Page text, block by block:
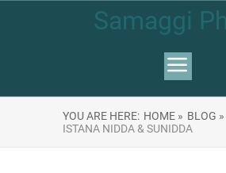
Samaggi
YOU ARE HERE: HOME » BLOG »
ISTANA NIDDA & SUNIDDA